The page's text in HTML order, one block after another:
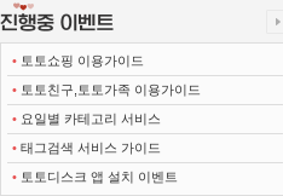
• 토토쇼핑 이용가이드
• 토토친구,토토가족 이용가이드
• 요일별 카테고리 서비스
• 태그검색 서비스 가이드
• 토토디스크 앱 설치 이벤트